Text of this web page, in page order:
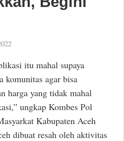
itu mahal supaya
komunitas agar bisa
harga yang tidak mahal
ungkap Kombes Pol
Kabupaten Aceh
dibuat resah oleh aktivitas